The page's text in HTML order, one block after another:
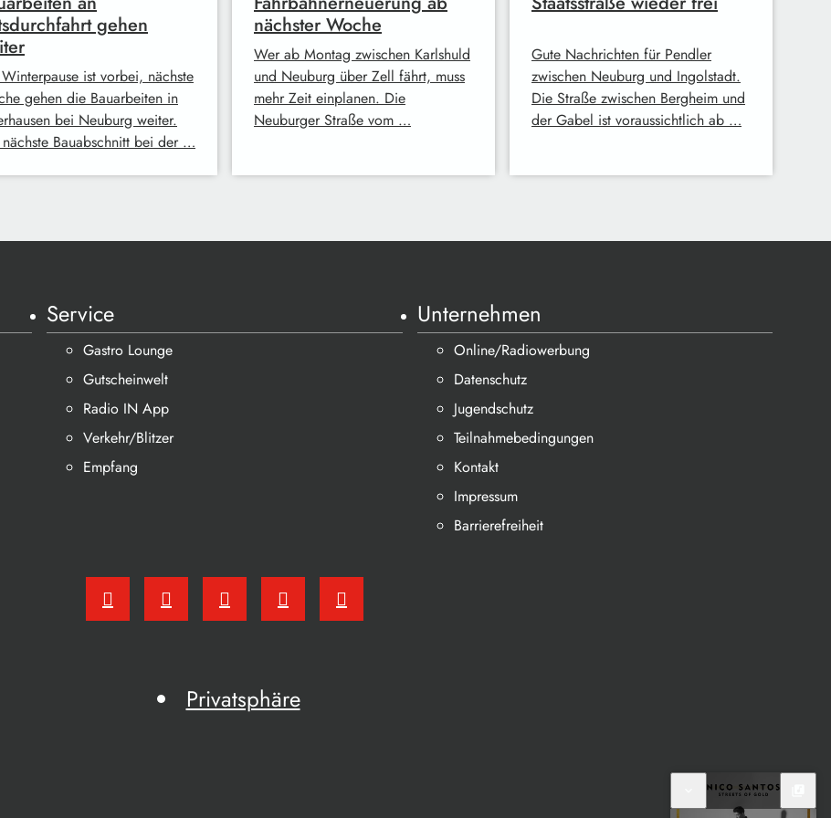
gehen
ist vorbei, nächste
gehen die Bauarbeiten in
bei Neuburg weiter.
Bauabschnitt bei der …
nächster Woche
Wer ab Montag zwischen Karlshuld
und Neuburg über Zell fährt, muss
mehr Zeit einplanen. Die
Neuburger Straße vom …
Gute Nachrichten für Pendler
zwischen Neuburg und Ingolstadt.
Die Straße zwischen Bergheim und
der Gabel ist voraussichtlich ab …
Service
Gastro Lounge
Gutscheinwelt
Radio IN App
Verkehr/Blitzer
Empfang
Unternehmen
Online/Radiowerbung
Datenschutz
Jugendschutz
Teilnahmebedingungen
Kontakt
Impressum
Barrierefreiheit
Privatsphäre